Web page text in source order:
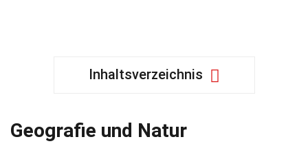
Inhaltsverzeichnis
Geografie und Natur